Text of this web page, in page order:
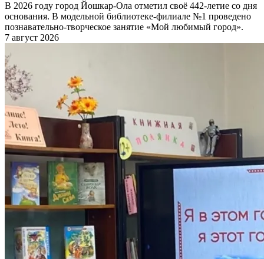
В 2026 году город Йошкар-Ола отметил своё 442-летие со дня
основания. В модельной библиотеке-филиале №1 проведено
познавательно-творческое занятие «Мой любимый город».
7 август 2026